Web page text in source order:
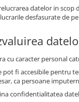
datelor in
desfasurate
cu caracter personal
pot fi accesibile pentru
ca persoane
confidentialitatea